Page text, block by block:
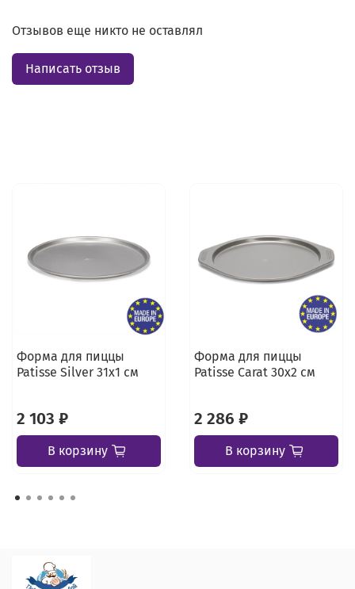
Отзывов еще никто не оставлял
Написать отзыв
Форма для пиццы
Patisse Silver 31х1 см
2 103 ₽
В корзину
Форма для пиццы
Patisse Carat 30х2 см
2 286 ₽
В корзину